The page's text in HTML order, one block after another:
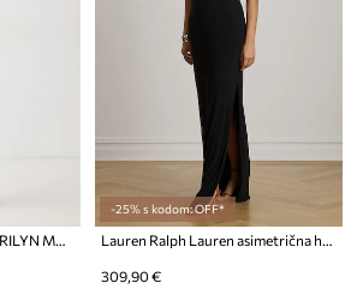
Guess haljina A-kroja MARILYN MONROE
-25% s kodom: OFF*
Lauren Ralph Lauren asimetrična haljina
309,90 €